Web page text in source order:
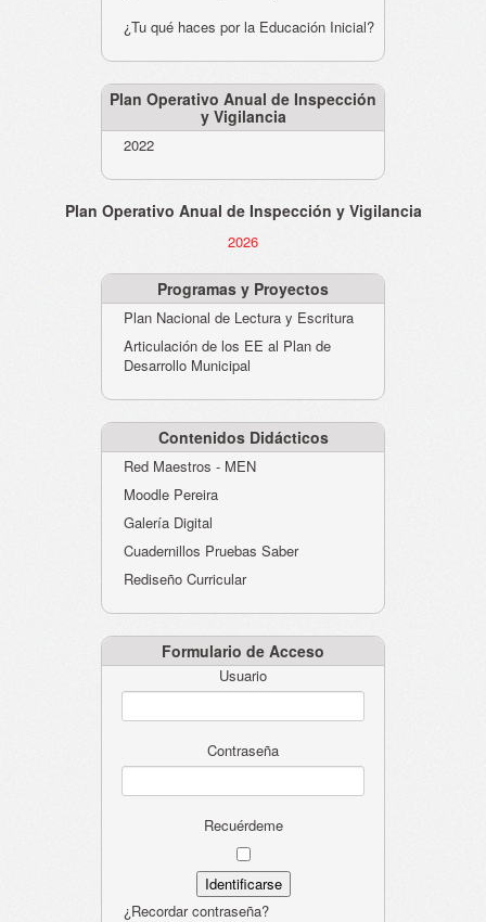
¿Tu qué haces por la Educación Inicial?
Plan Operativo Anual de Inspección
y Vigilancia
2022
Plan Operativo Anual de Inspección y Vigilancia
2026
Programas y Proyectos
Plan Nacional de Lectura y Escritura
Articulación de los EE al Plan de
Desarrollo Municipal
Contenidos Didácticos
Red Maestros - MEN
Moodle Pereira
Galería Digital
Cuadernillos Pruebas Saber
Rediseño Curricular
Formulario de Acceso
Usuario
Contraseña
Recuérdeme
¿Recordar contraseña?